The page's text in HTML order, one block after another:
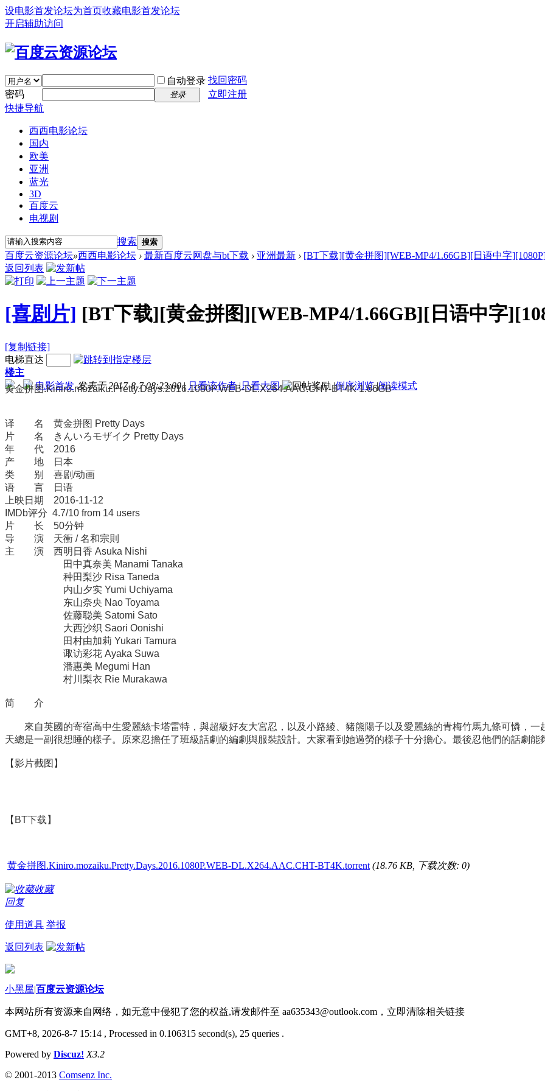
设电影首发论坛为首页收藏电影首发论坛
开启辅助访问
自动登录 找回密码
密码
登录
立即注册
快捷导航
西西电影论坛
国内
欧美
亚洲
蓝光
3D
百度云
电视剧
搜索 搜索
百度云资源论坛»西西电影论坛 › 最新百度云网盘与bt下载 › 亚洲最新 › [BT下载][黄金拼图][WEB-MP4/1.66GB][日语中字
返回列表
[喜剧片] [BT下载][黄金拼图][WEB-MP4/1.66GB][日语中字
[复制链接]
电梯直达
楼主
电影首发 发表于 2017-8-7 08:23:00 | 只看该作者 |只看大图 |倒序浏览 |阅读模式
黄金拼图.Kiniro.mozaiku.Pretty.Days.2016.1080P.WEB-DL.X264.AAC.CHT-BT4K 1.66GB
译 名 黄金拼图 Pretty Days
片 名 きんいろモザイク Pretty Days
年 代 2016
产 地 日本
类 别 喜剧/动画
语 言 日语
上映日期 2016-11-12
IMDb评分 4.7/10 from 14 users
片 长 50分钟
导 演 天衝 / 名和宗則
主 演 西明日香 Asuka Nishi
田中真奈美 Manami Tanaka
种田梨沙 Risa Taneda
内山夕实 Yumi Uchiyama
东山奈央 Nao Toyama
佐藤聪美 Satomi Sato
大西沙织 Saori Oonishi
田村由加莉 Yukari Tamura
诹访彩花 Ayaka Suwa
潘惠美 Megumi Han
村川梨衣 Rie Murakawa
简 介
來自英國的寄宿高中生愛麗絲卡塔雷特，與超級好友大宮忍，以及小路綾、豬熊陽子以及愛麗絲的青梅竹馬九條可憐，一
天總是一副很想睡的樣子。原來忍擔任了班級話劇的編劇與服裝設計。大家看到她過勞的樣子十分擔心。最後忍他們的話劇能
【影片截图】
【BT下载】
黄金拼图.Kiniro.mozaiku.Pretty.Days.2016.1080P.WEB-DL.X264.AAC.CHT-BT4K.torrent (18.76 KB, 下载次数: 0)
收藏
回复
使用道具 举报
返回列表
小黑屋|百度云资源论坛
本网站所有资源来自网络，如无意中侵犯了您的权益,请发邮件至 aa635343@outlook.com ，立即清除相关链接
GMT+8, 2026-8-7 15:14 , Processed in 0.106315 second(s), 25 queries .
Powered by Discuz! X3.2
© 2001-2013 Comsenz Inc.